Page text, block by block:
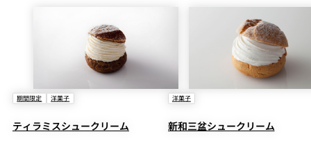
期間限定 洋菓子
ティラミスシュークリーム
洋菓子
新和三盆シュークリーム